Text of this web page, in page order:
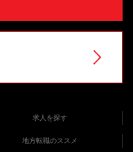
求人を探す
地方転職のススメ